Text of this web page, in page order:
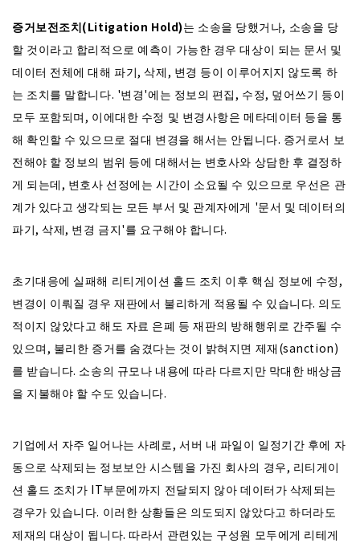
증거보전조치(Litigation Hold)는 소송을 당했거나, 소송을 당
할 것이라고 합리적으로 예측이 가능한 경우 대상이 되는 문서 및
데이터 전체에 대해 파기, 삭제, 변경 등이 이루어지지 않도록 하
는 조치를 말합니다. '변경'에는 정보의 편집, 수정, 덮어쓰기 등이
모두 포함되며, 이에대한 수정 및 변경사항은 메타데이터 등을 통
해 확인할 수 있으므로 절대 변경을 해서는 안됩니다. 증거로서 보
전해야 할 정보의 범위 등에 대해서는 변호사와 상담한 후 결정하
게 되는데, 변호사 선정에는 시간이 소요될 수 있으므로 우선은 관
계가 있다고 생각되는 모든 부서 및 관계자에게 '문서 및 데이터의
파기, 삭제, 변경 금지'를 요구해야 합니다.
초기대응에 실패해 리티게이션 홀드 조치 이후 핵심 정보에 수정,
변경이 이뤄질 경우 재판에서 불리하게 적용될 수 있습니다. 의도
적이지 않았다고 해도 자료 은폐 등 재판의 방해행위로 간주될 수
있으며, 불리한 증거를 숨겼다는 것이 밝혀지면 제재(sanction)
를 받습니다. 소송의 규모나 내용에 따라 다르지만 막대한 배상금
을 지불해야 할 수도 있습니다.
기업에서 자주 일어나는 사례로, 서버 내 파일이 일정기간 후에 자
동으로 삭제되는 정보보안 시스템을 가진 회사의 경우, 리티게이
션 홀드 조치가 IT부문에까지 전달되지 않아 데이터가 삭제되는
경우가 있습니다. 이러한 상황들은 의도되지 않았다고 하더라도
제재의 대상이 됩니다. 따라서 관련있는 구성원 모두에게 리테게